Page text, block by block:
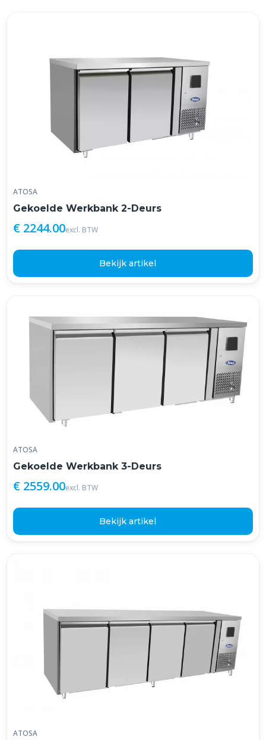
ATOSA
Gekoelde Werkbank 2-Deurs
€ 2244.00excl. BTW
Bekijk artikel
ATOSA
Gekoelde Werkbank 3-Deurs
€ 2559.00excl. BTW
Bekijk artikel
ATOSA